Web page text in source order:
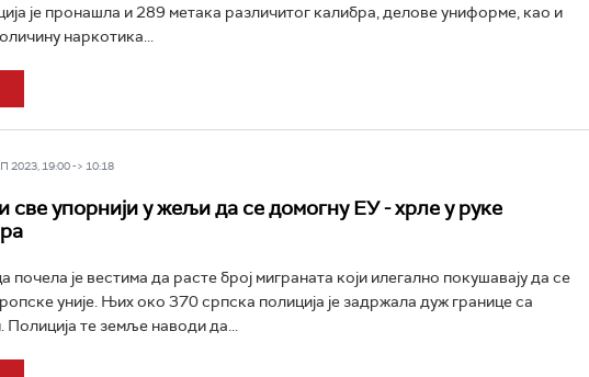
је пронашла и 289 метака различитог калибра, делове униформе, као и
наркотика...
2023, 19:00 -> 10:18
све упорнији у жељи да се домогну ЕУ - хрле у руке
почела је вестима да расте број миграната који илегално покушавају да се
уније. Њих око 370 српска полиција је задржала дуж границе са
те земље наводи да...